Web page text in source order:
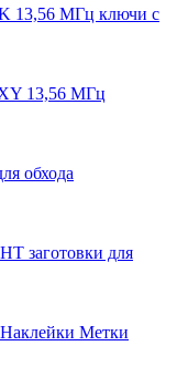
13,56 МГц ключи с
13,56 МГц
обхода
заготовки для
Метки